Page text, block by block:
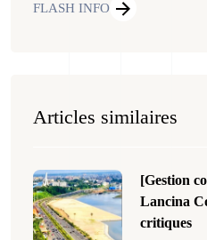
FLASH INFO
Articles similaires
[Gestion
Lancina
critiques